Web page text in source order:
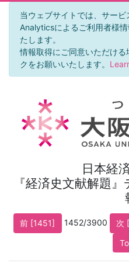
当ウェブサイトでは、サー
Analyticsによるご利用者様
たします。
情報取得にご同意いただけ
クをお願いいたします。
日本経
『経済史文献解題
前 [1451] 1452/3900 次